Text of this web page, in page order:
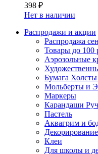
398 ₽
Нет в наличии
Распродажи и акции
Распродажа
Товары до 100
Аэрозольные
Бумага
Мольберты и
Маркеры
Карандаши
Пастель
Аквагрим и
Клеи
Для школы и